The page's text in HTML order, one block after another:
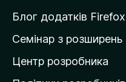
и
а
д
о
Блог додатків Firefox
Семінар з розширень
Центр розробника